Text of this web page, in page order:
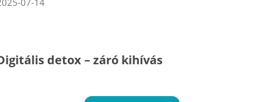
07-14
detox – záró kihívás